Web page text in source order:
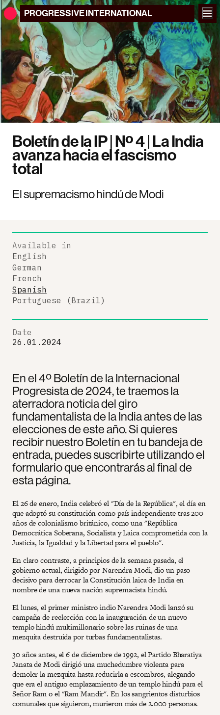
PROGRESSIVEINTERNATIONAL
Boletín de la IP | Nº 4 | La India
avanza hacia el fascismo
total
El supremacismo hindú de Modi
En el 4º Boletín de la Internacional
Progresista de 2024, te traemos la
aterradora noticia del giro
fundamentalista de la India antes de las
elecciones de este año. Si quieres
recibir nuestro Boletín en tu bandeja de
entrada, puedes suscribirte utilizando el
formulario que encontrarás al final de
esta página.
El 26 de enero, India celebró el "Día de la República", el día en
que adoptó su constitución como país independiente tras 200
años de colonialismo británico, como una "República
Democrática Soberana, Socialista y Laica comprometida con la
Justicia, la Igualdad y la Libertad para el pueblo".
En claro contraste, a principios de la semana pasada, el
gobierno actual, dirigido por Narendra Modi, dio un paso
decisivo para derrocar la Constitución laica de India en
nombre de una nueva nación supremacista hindú.
El lunes, el primer ministro indio Narendra Modi lanzó su
campaña de reelección con la inauguración de un nuevo
templo hindú multimillonario sobre las ruinas de una
mezquita destruida por turbas fundamentalistas.
30 años antes, el 6 de diciembre de 1992, el Partido Bharatiya
Janata de Modi dirigió una muchedumbre violenta para
demoler la mezquita hasta reducirla a escombros, alegando
que era el antiguo emplazamiento de un templo hindú para el
Señor Ram o el "Ram Mandir". En los sangrientos disturbios
comunales que siguieron, murieron más de 2.000 personas.
Available in
English
German
French
Spanish
Portuguese (Brazil)
Date
26.01.2024